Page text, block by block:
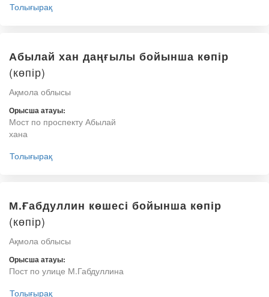
Толығырақ
Абылай хан даңғылы бойынша көпір
(көпір)
Ақмола облысы
Орысша атауы:
Мост по проспекту Абылай
хана
Толығырақ
М.Ғабдуллин көшесі бойынша көпір
(көпір)
Ақмола облысы
Орысша атауы:
Пост по улице М.Габдуллина
Толығырақ